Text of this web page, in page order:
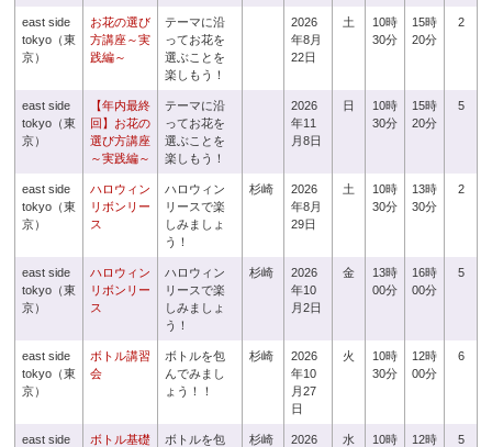
east side
tokyo（東
京）
お花の選び
方講座～実
践編～
テーマに沿
ってお花を
選ぶことを
楽しもう！
2026
年8月
22日
土
10時
30分
15時
20分
2
east side
tokyo（東
京）
【年内最終
回】お花の
選び方講座
～実践編～
テーマに沿
ってお花を
選ぶことを
楽しもう！
2026
年11
月8日
日
10時
30分
15時
20分
5
east side
tokyo（東
京）
ハロウィン
リボンリー
ス
ハロウィン
リースで楽
しみましょ
う！
杉崎
2026
年8月
29日
土
10時
30分
13時
30分
2
east side
tokyo（東
京）
ハロウィン
リボンリー
ス
ハロウィン
リースで楽
しみましょ
う！
杉崎
2026
年10
月2日
金
13時
00分
16時
00分
5
east side
tokyo（東
京）
ボトル講習
会
ボトルを包
んでみまし
ょう！！
杉崎
2026
年10
月27
日
火
10時
30分
12時
00分
6
east side
ボトル基礎
ボトルを包
杉崎
2026
水
10時
12時
5